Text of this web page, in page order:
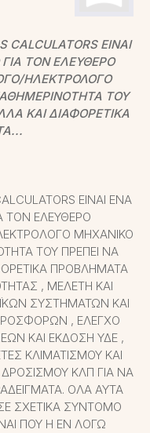
ΕΊΝΑΙ
ΤΟΝ ΕΛΕΎΘΕΡΟ
ΗΛΕΚΤΡΟΛΌΓΟ
ΤΟΥ
ΚΑΙ ΔΙΑΦΟΡΕΤΙΚΆ
ΕΊΝΑΙ ΈΝΑ
ΤΟΝ ΕΛΕΎΘΕΡΟ
ΜΗΧΑΝΙΚΌ
ΤΟΥ ΠΡΈΠΕΙ ΝΑ
ΠΡΟΒΛΉΜΑΤΑ
, ΜΕΛΈΤΗ ΚΑΙ
ΣΥΣΤΗΜΆΤΩΝ ΚΑΙ
, ΈΛΕΓΧΟ
ΚΑΙ ΈΚΔΟΣΗ ΥΔΕ ,
ΚΛΙΜΑΤΙΣΜΟΎ ΚΑΙ
ΚΛΠ ΓΙΑ ΝΑ
ΌΛΑ ΑΥΤΆ
ΣΧΕΤΙΚΆ ΣΎΝΤΟΜΟ
ΠΟΥ Η ΕΝ ΛΌΓΩ